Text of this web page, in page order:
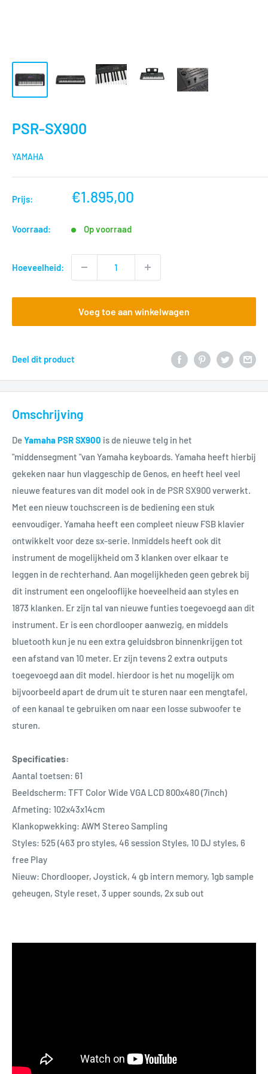
PSR-SX900
YAMAHA
Prijs:
nu
€1.895,00
Voorraad: Op voorraad
Hoeveelheid:
Voeg toe aan winkelwagen
Deel dit product
Omschrijving
DeYamaha PSR SX900 is de nieuwe telg in het
"middensegment "van Yamaha keyboards. Yamaha heeft hierbij
gekeken naar hun vlaggeschip de Genos, en heeft heel veel
nieuwe features van dit model ook in de PSR SX900 verwerkt.
Met een nieuw touchscreen is de bediening een stuk
eenvoudiger. Yamaha heeft een compleet nieuw FSB klavier
ontwikkelt voor deze sx-serie. Inmiddels heeft ook dit
instrument de mogelijkheid om 3 klanken over elkaar te
leggen in de rechterhand. Aan mogelijkheden geen gebrek bij
dit instrument een ongelooflijke hoeveelheid aan styles en
1873 klanken. Er zijn tal van nieuwe funties toegevoegd aan dit
instrument. Er is een chordlooper aanwezig, en middels
bluetooth kun je nu een extra geluidsbron binnenkrijgen tot
een afstand van 10 meter. Er zijn tevens 2 extra outputs
toegevoegd aan dit model. hierdoor is het nu mogelijk om
bijvoorbeeld apart de drum uit te sturen naar een mengtafel,
of een kanaal te gebruiken om naar een losse subwoofer te
sturen.
Specificaties:
Aantal toetsen: 61
Beeldscherm: TFT Color Wide VGA LCD 800x480 (7inch)
Afmeting: 102x43x14cm
Klankopwekking: AWM Stereo Sampling
Styles: 525 (463 pro styles, 46 session Styles, 10 DJ styles, 6
free Play
Nieuw: Chordlooper, Joystick, 4 gb intern memory, 1gb sample
geheugen, Style reset, 3 upper sounds, 2x sub out